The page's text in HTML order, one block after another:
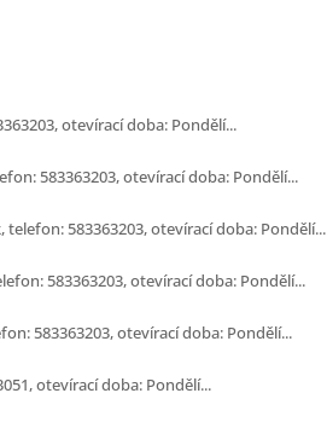
otevírací doba: Pondělí...
583363203, otevírací doba: Pondělí...
telefon: 583363203, otevírací doba: Pondělí...
583363203, otevírací doba: Pondělí...
583363203, otevírací doba: Pondělí...
otevírací doba: Pondělí...